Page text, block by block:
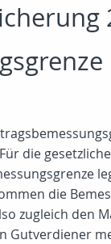
die
die
zugleich den
Gutverdiener